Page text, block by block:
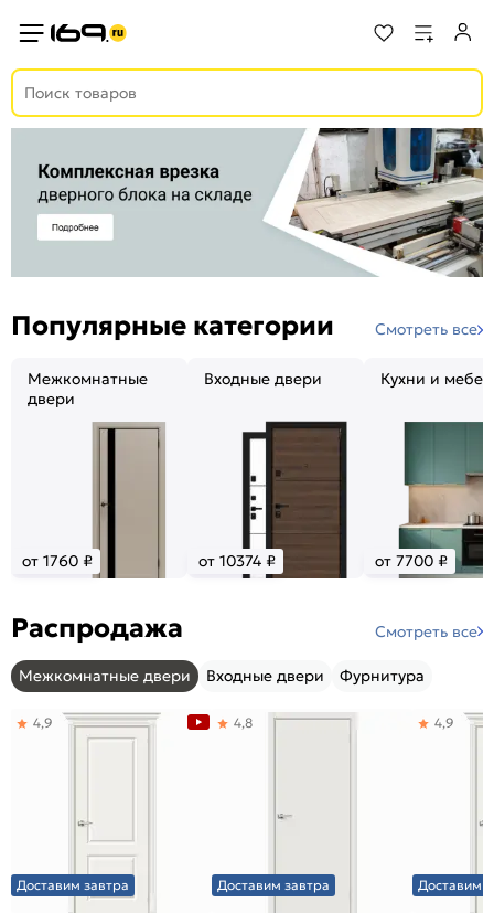
Популярные категории Смотреть все
Межкомнатные
двери
от 1760 ₽
Входные двери
от 10374 ₽
Кухни и
от 7700 ₽
Распродажа Смотреть все
Межкомнатные двери Входные двери Фурнитура
Доставим завтра
4,9
Доставим завтра
4,8
Доставим
4,9